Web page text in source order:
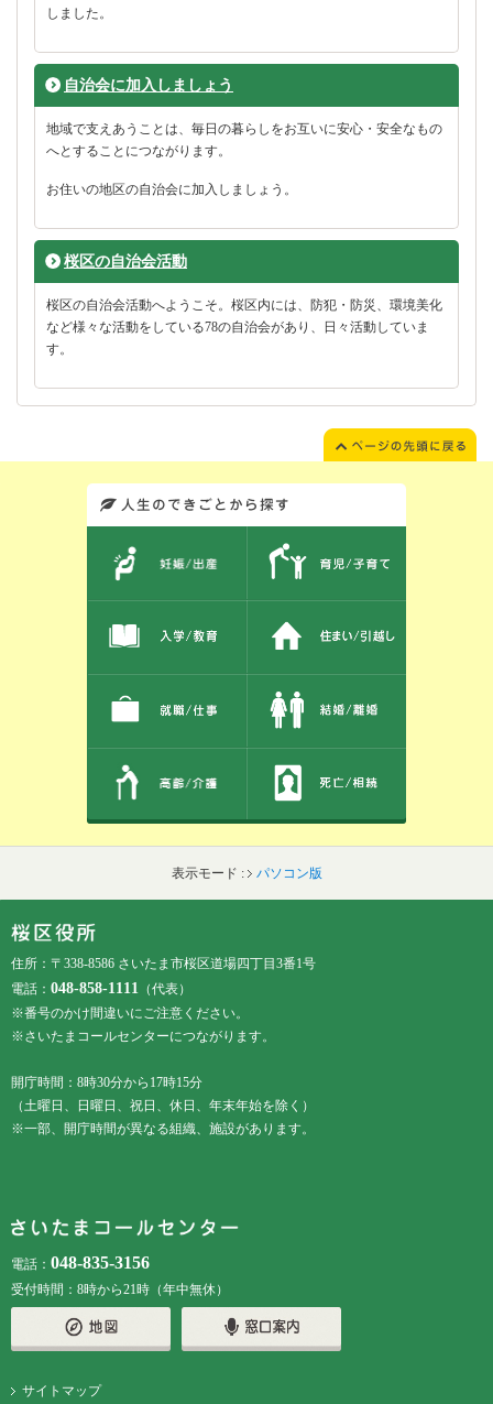
しました。
自治会に加入しましょう
地域で支えあうことは、毎日の暮らしをお互いに安心・安全なもの
へとすることにつながります。
お住いの地区の自治会に加入しましょう。
桜区の自治会活動
桜区の自治会活動へようこそ。桜区内には、防犯・防災、環境美化
など様々な活動をしている78の自治会があり、日々活動していま
す。
表示モード : パソコン版
住所：〒338-8586 さいたま市桜区道場四丁目3番1号
電話： 048-858-1111 （代表）
※番号のかけ間違いにご注意ください。
※さいたまコールセンターにつながります。
開庁時間：8時30分から17時15分
（土曜日、日曜日、祝日、休日、年末年始を除く）
※一部、開庁時間が異なる組織、施設があります。
電話： 048-835-3156
受付時間：8時から21時（年中無休）
サイトマップ